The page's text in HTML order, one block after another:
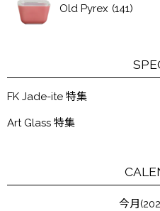
Old Pyrex (141)
FK Jade-ite 特集
Art Glass 特集
今月